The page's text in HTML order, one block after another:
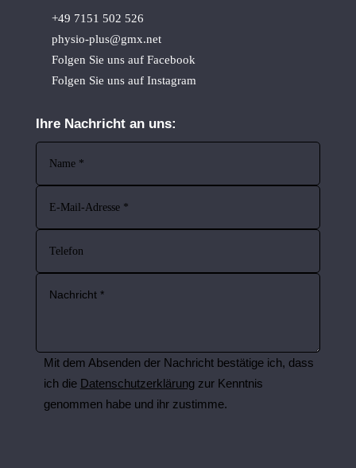
+49 7151 502 526
physio-plus@gmx.net
Folgen Sie uns auf Facebook
Folgen Sie uns auf Instagram
Ihre Nachricht an uns:
Mit dem Absenden der Nachricht bestätige ich, dass
ich die Datenschutzerklärungzur Kenntnis
genommen habe und ihr zustimme.